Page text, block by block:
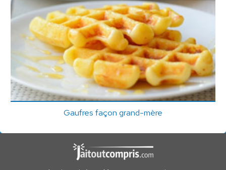
Gaufres façon grand-mère